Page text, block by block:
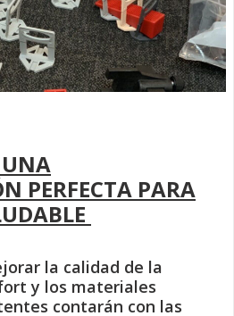
PERFECTA PARA
la calidad de la
y los materiales
contarán con las